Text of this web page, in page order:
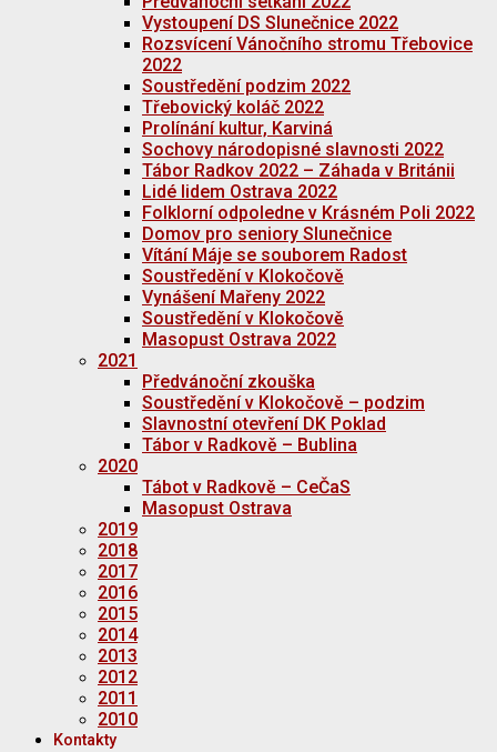
Vystoupení DS Slunečnice 2022
Rozsvícení Vánočního stromu Třebovice
2022
Soustředění podzim 2022
Třebovický koláč 2022
Prolínání kultur, Karviná
Sochovy národopisné slavnosti 2022
Tábor Radkov 2022 – Záhada v Británii
Lidé lidem Ostrava 2022
Folklorní odpoledne v Krásném Poli 2022
Domov pro seniory Slunečnice
Vítání Máje se souborem Radost
Soustředění v Klokočově
Vynášení Mařeny 2022
Soustředění v Klokočově
Masopust Ostrava 2022
2021
Předvánoční zkouška
Soustředění v Klokočově – podzim
Slavnostní otevření DK Poklad
Tábor v Radkově – Bublina
2020
Tábot v Radkově – CeČaS
Masopust Ostrava
2019
2018
2017
2016
2015
2014
2013
2012
2011
2010
Kontakty